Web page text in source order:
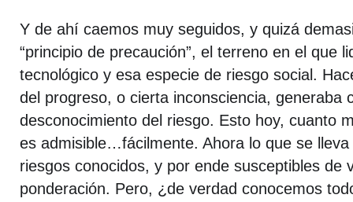
Y de ahí caemos muy seguidos, y quizá
“principio de precaución”, el terreno en el que
tecnológico y esa especie de riesgo social.
del progreso, o cierta inconsciencia, generaba
desconocimiento del riesgo. Esto hoy, cuanto
es admisible…fácilmente. Ahora lo que se
riesgos conocidos, y por ende susceptibles de
ponderación. Pero, ¿de verdad conocemos